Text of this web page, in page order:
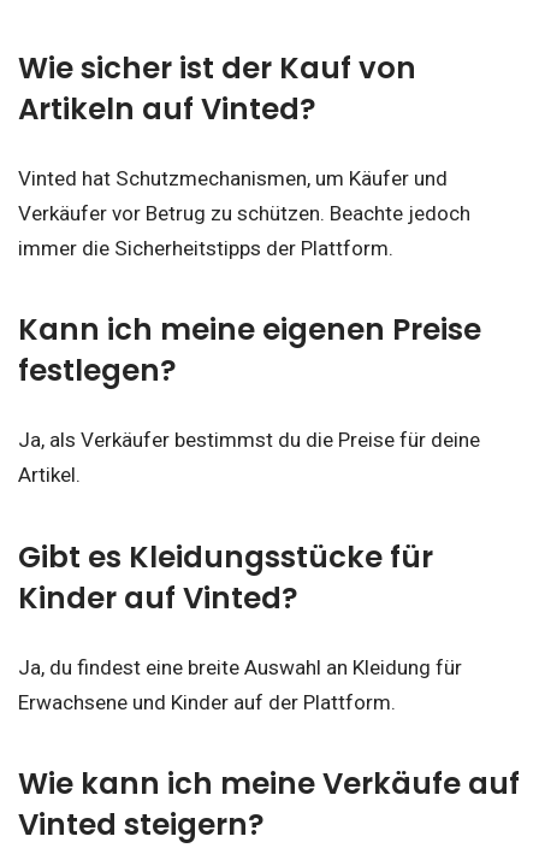
Wie sicher ist der Kauf von
Artikeln auf Vinted?
Vinted hat Schutzmechanismen, um Käufer und
Verkäufer vor Betrug zu schützen. Beachte jedoch
immer die Sicherheitstipps der Plattform.
Kann ich meine eigenen Preise
festlegen?
Ja, als Verkäufer bestimmst du die Preise für deine
Artikel.
Gibt es Kleidungsstücke für
Kinder auf Vinted?
Ja, du findest eine breite Auswahl an Kleidung für
Erwachsene und Kinder auf der Plattform.
Wie kann ich meine Verkäufe auf
Vinted steigern?